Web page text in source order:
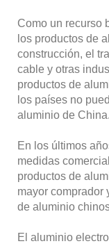
Como un recurso
los productos de
construcción, el
cable y otras
productos de
los países no
aluminio de China.
En los últimos
medidas
productos de
mayor comprador
de aluminio
El aluminio